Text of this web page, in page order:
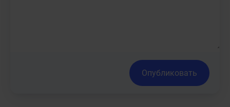
Опубликовать